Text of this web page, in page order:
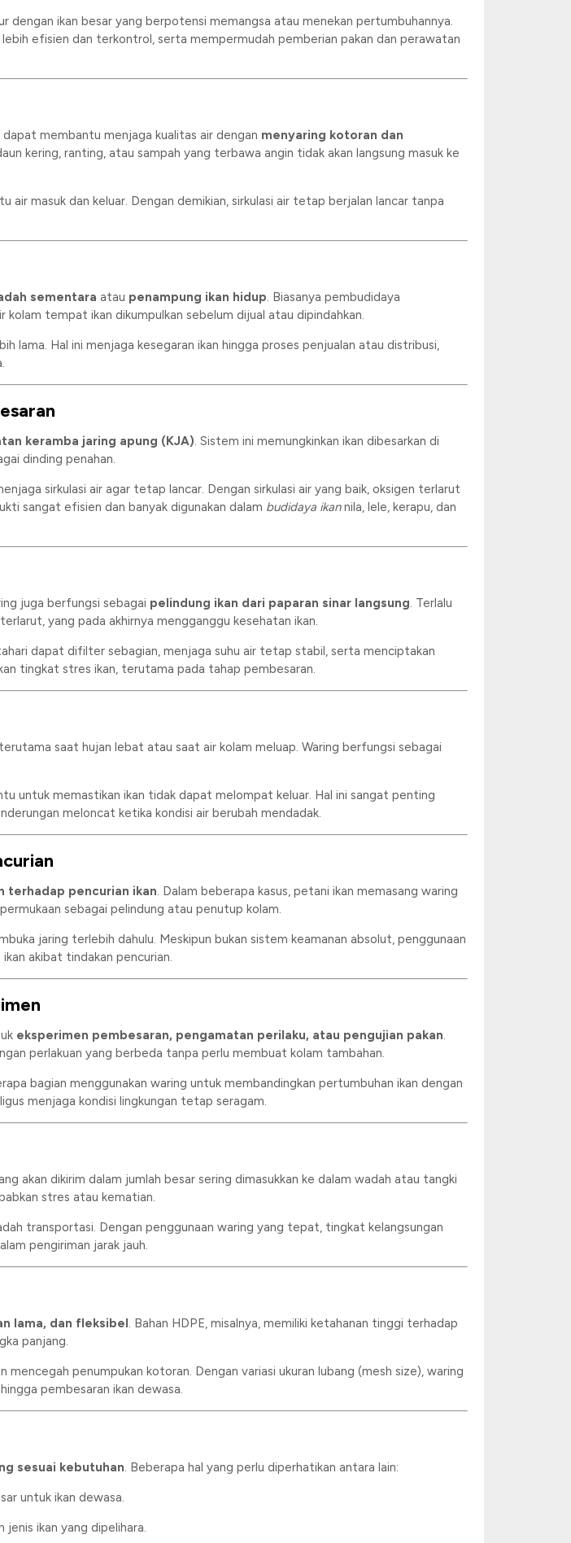
ikan besar yang berpotensi memangsa atau menekan pertumbuhannya.
efisien dan terkontrol, serta mempermudah pemberian pakan dan perawatan
dapat membantu menjaga kualitas air dengan menyaring kotoran dan
kering, ranting, atau sampah yang terbawa angin tidak akan langsung masuk ke
masuk dan keluar. Dengan demikian, sirkulasi air tetap berjalan lancar tanpa
sementara atau penampung ikan hidup. Biasanya pembudidaya
tempat ikan dikumpulkan sebelum dijual atau dipindahkan.
lama. Hal ini menjaga kesegaran ikan hingga proses penjualan atau distribusi,
keramba jaring apung (KJA). Sistem ini memungkinkan ikan dibesarkan di
dinding penahan.
sirkulasi air agar tetap lancar. Dengan sirkulasi air yang baik, oksigen terlarut
sangat efisien dan banyak digunakan dalam budidaya ikannila, lele, kerapu, dan
juga berfungsi sebagai pelindung ikan dari paparan sinar langsung. Terlalu
yang pada akhirnya mengganggu kesehatan ikan.
dapat difilter sebagian, menjaga suhu air tetap stabil, serta menciptakan
tingkat stres ikan, terutama pada tahap pembesaran.
saat hujan lebat atau saat air kolam meluap. Waring berfungsi sebagai
untuk memastikan ikan tidak dapat melompat keluar. Hal ini sangat penting
meloncat ketika kondisi air berubah mendadak.
terhadap pencurian ikan. Dalam beberapa kasus, petani ikan memasang waring
sebagai pelindung atau penutup kolam.
jaring terlebih dahulu. Meskipun bukan sistem keamanan absolut, penggunaan
akibat tindakan pencurian.
eksperimen pembesaran, pengamatan perilaku, atau pengujian pakan.
perlakuan yang berbeda tanpa perlu membuat kolam tambahan.
bagian menggunakan waring untuk membandingkan pertumbuhan ikan dengan
menjaga kondisi lingkungan tetap seragam.
akan dikirim dalam jumlah besar sering dimasukkan ke dalam wadah atau tangki
stres atau kematian.
transportasi. Dengan penggunaan waring yang tepat, tingkat kelangsungan
pengiriman jarak jauh.
lama, dan fleksibel. Bahan HDPE, misalnya, memiliki ketahanan tinggi terhadap
panjang.
penumpukan kotoran. Dengan variasi ukuran lubang (mesh size), waring
pembesaran ikan dewasa.
sesuai kebutuhan. Beberapa hal yang perlu diperhatikan antara lain:
untuk ikan dewasa.
jenis ikan yang dipelihara.